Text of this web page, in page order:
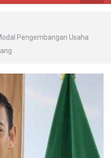
Pengembangan Usaha